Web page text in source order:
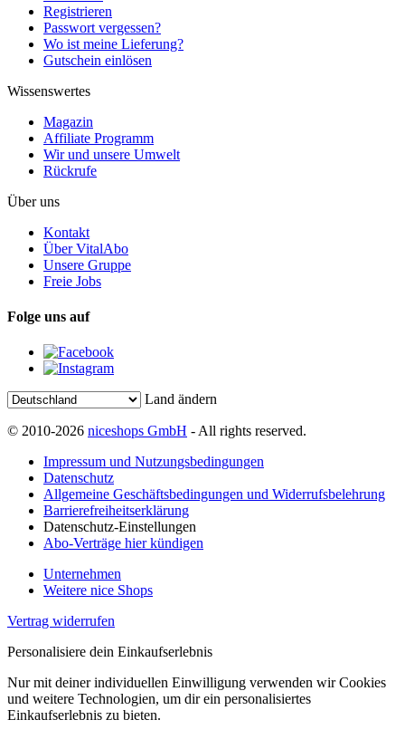
Registrieren
Passwort vergessen?
Wo ist meine Lieferung?
Gutschein einlösen
Wissenswertes
Magazin
Affiliate Programm
Wir und unsere Umwelt
Rückrufe
Über uns
Kontakt
Über VitalAbo
Unsere Gruppe
Freie Jobs
Folge uns auf
Land ändern
© 2010-2026 niceshops GmbH - All rights reserved.
Impressum und Nutzungsbedingungen
Datenschutz
Allgemeine Geschäftsbedingungen und Widerrufsbelehrung
Barrierefreiheitserklärung
Datenschutz-Einstellungen
Abo-Verträge hier kündigen
Unternehmen
Weitere nice Shops
Vertrag widerrufen
Personalisiere dein Einkaufserlebnis
Nur mit deiner individuellen Einwilligung verwenden wir Cookies
und weitere Technologien, um dir ein personalisiertes
Einkaufserlebnis zu bieten.